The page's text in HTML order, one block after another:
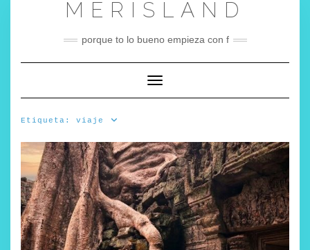
MERISLAND
porque to lo bueno empieza con f
Cambiar modo de navegación
Etiqueta: viaje